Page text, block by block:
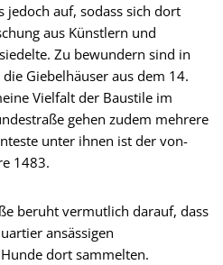
jedoch auf, sodass sich dort
aus Künstlern und
Zu bewundern sind in
Giebelhäuser aus dem 14.
Vielfalt der Baustile im
gehen zudem mehrere
unter ihnen ist der von-
1483.
beruht vermutlich darauf, dass
ansässigen
dort sammelten.